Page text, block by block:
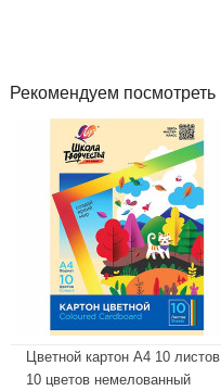
Рекомендуем посмотреть
Цветной картон А4 10 листов
10 цветов немелованный